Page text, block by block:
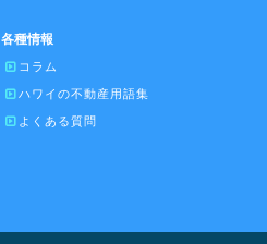
各種情報
コラム
ハワイの不動産用語集
よくある質問